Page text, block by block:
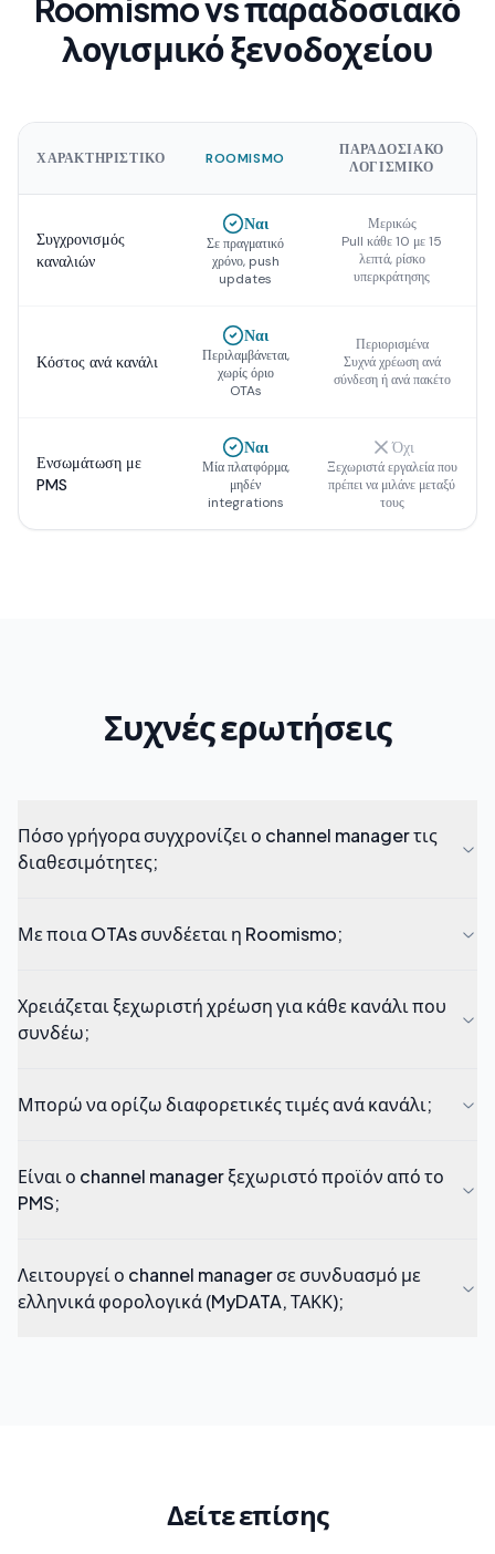
Roomismo vs παραδοσιακό
λογισμικό ξενοδοχείου
ΧΑΡΑΚΤΗΡΙΣΤΙΚΌ ROOMISMO
ΠΑΡΑΔΟΣΙΑΚΌ
ΛΟΓΙΣΜΙΚΌ
Συγχρονισμός
καναλιών
Ναι
Σε πραγματικό
χρόνο, push
updates
Μερικώς
Pull κάθε 10 με 15
λεπτά, ρίσκο
υπερκράτησης
Κόστος ανά κανάλι
Ναι
Περιλαμβάνεται,
χωρίς όριο
OTAs
Περιορισμένα
Συχνά χρέωση ανά
σύνδεση ή ανά πακέτο
Ενσωμάτωση με
PMS
Ναι
Μία πλατφόρμα,
μηδέν
integrations
Όχι
Ξεχωριστά εργαλεία που
πρέπει να μιλάνε μεταξύ
τους
Συχνές ερωτήσεις
Πόσο γρήγορα συγχρονίζει ο channel manager τις
διαθεσιμότητες;
Με ποια OTAs συνδέεται η Roomismo;
Χρειάζεται ξεχωριστή χρέωση για κάθε κανάλι που
συνδέω;
Μπορώ να ορίζω διαφορετικές τιμές ανά κανάλι;
Είναι ο channel manager ξεχωριστό προϊόν από το
PMS;
Λειτουργεί ο channel manager σε συνδυασμό με
ελληνικά φορολογικά (MyDATA, ΤΑΚΚ);
Δείτε επίσης